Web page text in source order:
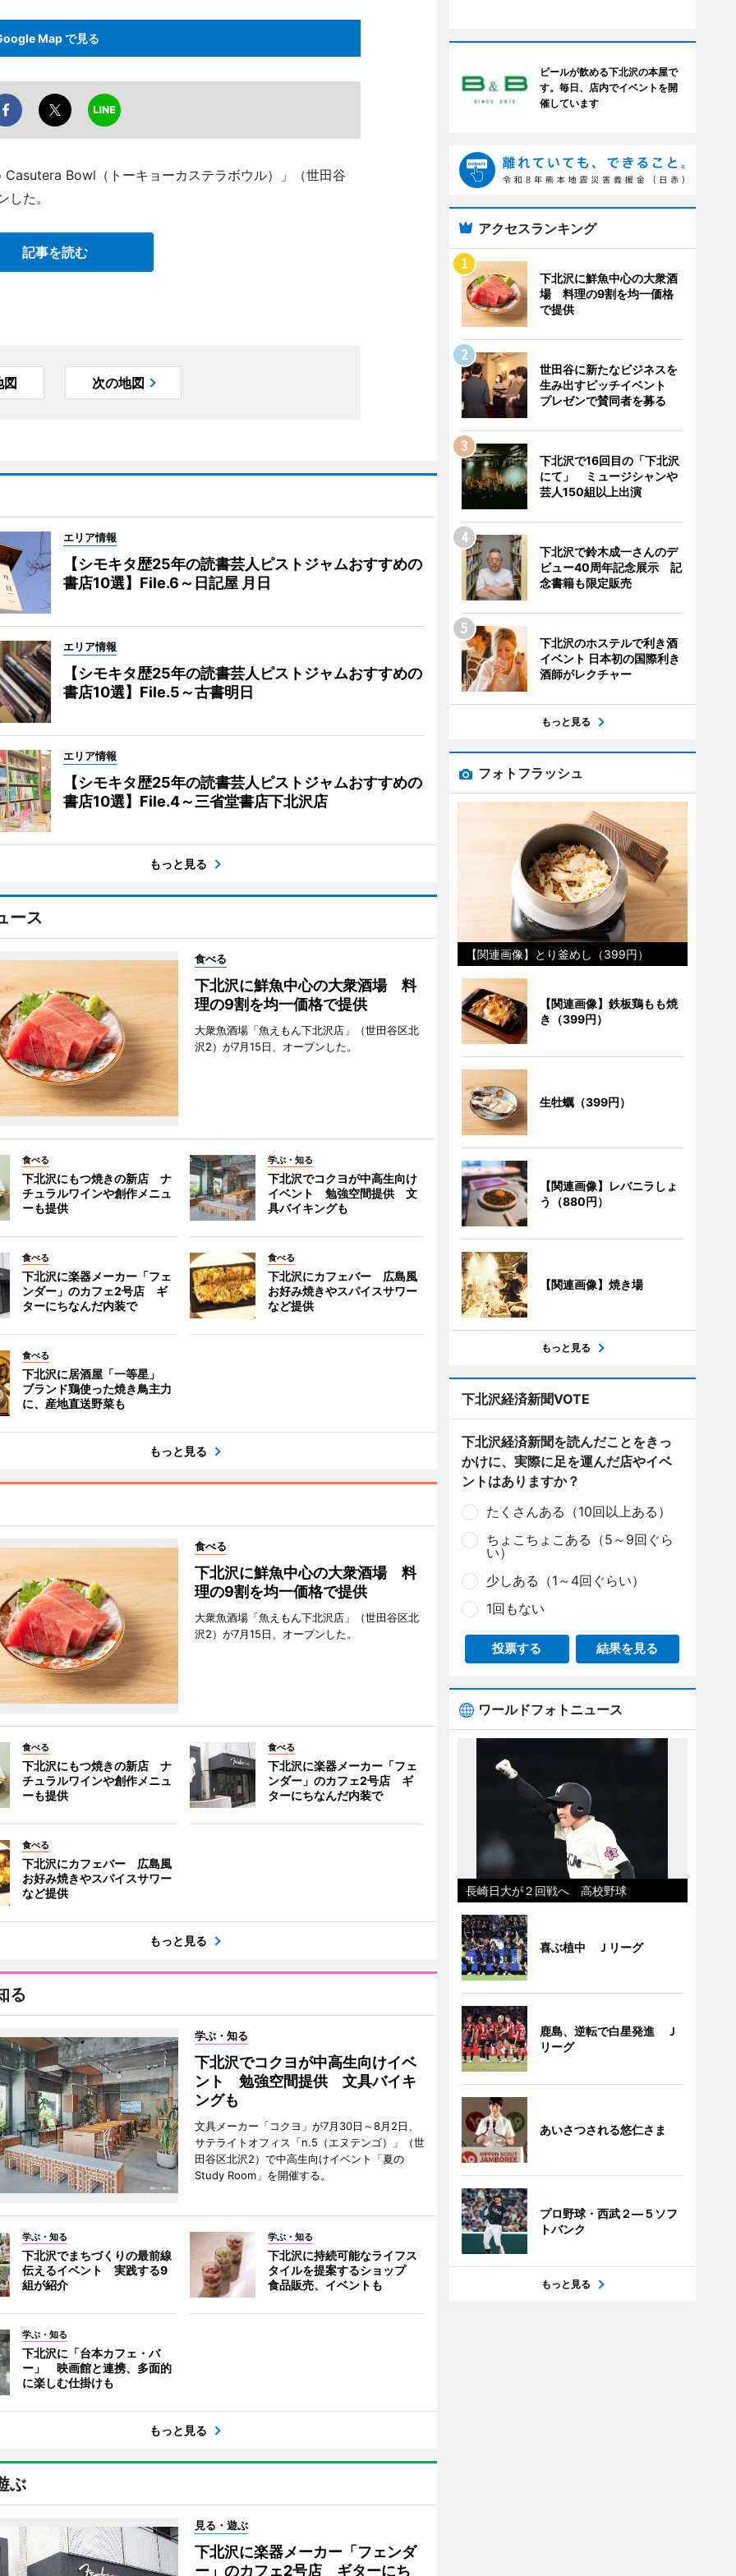
Map で見る
Bowl（トーキョーカステラボウル）」（世田谷
た。
記事を読む
図 次の地図
エリア情報
【シモキタ歴25年の読書芸人ピストジャムおすすめの
書店10選】File.6～日記屋 月日
エリア情報
【シモキタ歴25年の読書芸人ピストジャムおすすめの
書店10選】File.5～古書明日
エリア情報
【シモキタ歴25年の読書芸人ピストジャムおすすめの
書店10選】File.4～三省堂書店下北沢店
もっと見る
ース
食べる
下北沢に鮮魚中心の大衆酒場 料
理の9割を均一価格で提供
大衆魚酒場「魚えもん下北沢店」（世田谷区北
沢2）が7月15日、オープンした。
食べる
下北沢にもつ焼きの新店 ナ
チュラルワインや創作メニュ
ーも提供
学ぶ・知る
下北沢でコクヨが中高生向け
イベント 勉強空間提供 文
具バイキングも
食べる
下北沢に楽器メーカー「フェ
ンダー」のカフェ2号店 ギ
ターにちなんだ内装で
食べる
下北沢にカフェバー 広島風
お好み焼きやスパイスサワー
など提供
食べる
下北沢に居酒屋「一等星」
ブランド鶏使った焼き鳥主力
に、産地直送野菜も
もっと見る
食べる
下北沢に鮮魚中心の大衆酒場 料
理の9割を均一価格で提供
大衆魚酒場「魚えもん下北沢店」（世田谷区北
沢2）が7月15日、オープンした。
食べる
下北沢にもつ焼きの新店 ナ
チュラルワインや創作メニュ
ーも提供
食べる
下北沢に楽器メーカー「フェ
ンダー」のカフェ2号店 ギ
ターにちなんだ内装で
食べる
下北沢にカフェバー 広島風
お好み焼きやスパイスサワー
など提供
もっと見る
る
学ぶ・知る
下北沢でコクヨが中高生向けイベ
ント 勉強空間提供 文具バイキ
ングも
文具メーカー「コクヨ」が7月30日～8月2日、
サテライトオフィス「n.5（エヌテンゴ）」（世
田谷区北沢2）で中高生向けイベント「夏の
Study Room」を開催する。
学ぶ・知る
下北沢でまちづくりの最前線
伝えるイベント 実践する9
組が紹介
学ぶ・知る
下北沢に持続可能なライフス
タイルを提案するショップ
食品販売、イベントも
学ぶ・知る
下北沢に「台本カフェ・バ
ー」 映画館と連携、多面的
に楽しむ仕掛けも
もっと見る
ぶ
見る・遊ぶ
下北沢に楽器メーカー「フェンダ
ー」のカフェ2号店 ギターにち
ビールが飲める下北沢の本屋で
す。毎日、店内でイベントを開
催しています
アクセスランキング
下北沢に鮮魚中心の大衆酒
場 料理の9割を均一価格
で提供
世田谷に新たなビジネスを
生み出すピッチイベント
プレゼンで賛同者を募る
下北沢で16回目の「下北沢
にて」 ミュージシャンや
芸人150組以上出演
下北沢で鈴木成一さんのデ
ビュー40周年記念展示 記
念書籍も限定販売
下北沢のホステルで利き酒
イベント 日本初の国際利き
酒師がレクチャー
もっと見る
フォトフラッシュ
【関連画像】とり釜めし（399円）
【関連画像】鉄板鶏もも焼
き（399円）
生牡蠣（399円）
【関連画像】レバニラしょ
う（880円）
【関連画像】焼き場
もっと見る
下北沢経済新聞VOTE
下北沢経済新聞を読んだことをきっ
かけに、実際に足を運んだ店やイベ
ントはありますか？
たくさんある（10回以上ある）
ちょこちょこある（5～9回ぐら
い）
少しある（1～4回ぐらい）
1回もない
投票する 結果を見る
ワールドフォトニュース
長崎日大が２回戦へ 高校野球
喜ぶ植中 Ｊリーグ
鹿島、逆転で白星発進 Ｊ
リーグ
あいさつされる悠仁さま
プロ野球・西武２―５ソフ
トバンク
もっと見る